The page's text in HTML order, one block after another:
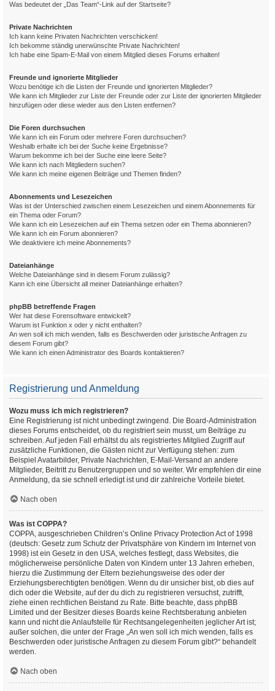
Was bedeutet der „Das Team“-Link auf der Startseite?
Private Nachrichten
Ich kann keine Privaten Nachrichten verschicken!
Ich bekomme ständig unerwünschte Private Nachrichten!
Ich habe eine Spam-E-Mail von einem Mitglied dieses Forums erhalten!
Freunde und ignorierte Mitglieder
Wozu benötige ich die Listen der Freunde und ignorierten Mitglieder?
Wie kann ich Mitglieder zur Liste der Freunde oder zur Liste der ignorierten Mitglieder
hinzufügen oder diese wieder aus den Listen entfernen?
Die Foren durchsuchen
Wie kann ich ein Forum oder mehrere Foren durchsuchen?
Weshalb erhalte ich bei der Suche keine Ergebnisse?
Warum bekomme ich bei der Suche eine leere Seite?
Wie kann ich nach Mitgliedern suchen?
Wie kann ich meine eigenen Beiträge und Themen finden?
Abonnements und Lesezeichen
Was ist der Unterschied zwischen einem Lesezeichen und einem Abonnements für
ein Thema oder Forum?
Wie kann ich ein Lesezeichen auf ein Thema setzen oder ein Thema abonnieren?
Wie kann ich ein Forum abonnieren?
Wie deaktiviere ich meine Abonnements?
Dateianhänge
Welche Dateianhänge sind in diesem Forum zulässig?
Kann ich eine Übersicht all meiner Dateianhänge erhalten?
phpBB betreffende Fragen
Wer hat diese Forensoftware entwickelt?
Warum ist Funktion x oder y nicht enthalten?
An wen soll ich mich wenden, falls es Beschwerden oder juristische Anfragen zu
diesem Forum gibt?
Wie kann ich einen Administrator des Boards kontaktieren?
Registrierung und Anmeldung
Wozu muss ich mich registrieren?
Eine Registrierung ist nicht unbedingt zwingend. Die Board-Administration
dieses Forums entscheidet, ob du registriert sein musst, um Beiträge zu
schreiben. Auf jeden Fall erhältst du als registriertes Mitglied Zugriff auf
zusätzliche Funktionen, die Gästen nicht zur Verfügung stehen: zum
Beispiel Avatarbilder, Private Nachrichten, E-Mail-Versand an andere
Mitglieder, Beitritt zu Benutzergruppen und so weiter. Wir empfehlen dir eine
Anmeldung, da sie schnell erledigt ist und dir zahlreiche Vorteile bietet.
Nach oben
Was ist COPPA?
COPPA, ausgeschrieben Children’s Online Privacy Protection Act of 1998
(deutsch: Gesetz zum Schutz der Privatsphäre von Kindern im Internet von
1998) ist ein Gesetz in den USA, welches festlegt, dass Websites, die
möglicherweise persönliche Daten von Kindern unter 13 Jahren erheben,
hierzu die Zustimmung der Eltern beziehungsweise des oder der
Erziehungsberechtigten benötigen. Wenn du dir unsicher bist, ob dies auf
dich oder die Website, auf der du dich zu registrieren versuchst, zutrifft,
ziehe einen rechtlichen Beistand zu Rate. Bitte beachte, dass phpBB
Limited und der Besitzer dieses Boards keine Rechtsberatung anbieten
kann und nicht die Anlaufstelle für Rechtsangelegenheiten jeglicher Art ist;
außer solchen, die unter der Frage „An wen soll ich mich wenden, falls es
Beschwerden oder juristische Anfragen zu diesem Forum gibt?“ behandelt
werden.
Nach oben